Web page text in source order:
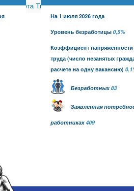
округа Тверской области от
На 1 июля 2026 года
Уровень безработицы 0,5%
Коэффициент
труда(число незанятых
расчете на одну вакансию) 0,1
Безработных83
Заявленная
работниках409